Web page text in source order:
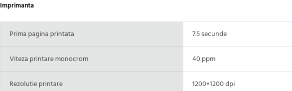
Imprimanta
Prima pagina printata 7.5 secunde
Viteza printare monocrom 40 ppm
Rezolutie printare 1200×1200 dpi